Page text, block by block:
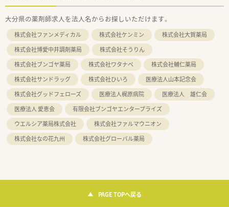
大分県の薬剤師求人を法人名からお探しいただけます。
株式会社ファンメディカル 株式会社ケンミン
株式会社大賀薬局
株式会社博愛中井調剤薬局
株式会社そうりん
株式会社ブンゴヤ薬局
株式会社ワタナベ
株式会社輔仁薬局
株式会社サンドラッグ
株式会社ひいろ
医療法人山本記念会
株式会社グッドフェローズ
医療法人梶原病院
医療法人 雄仁会
医療法人 愛恵会
有限会社ブンゴヤエンタープライズ
ウエルシア薬局株式会社
株式会社ファルマウニオン
株式会社なの花九州
株式会社グローバル薬局
PAGE TOPへ戻る